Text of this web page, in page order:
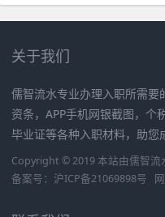
关于我们
儒智流水专业办理入职所需要
资条，APP手机网银截图，个
毕业证等各种入职材料，助您
Copyright © 2019 本站由儒智流
备案号： 沪ICP备21069898号